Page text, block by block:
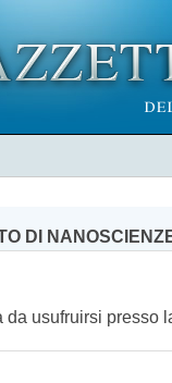
DI
usufruirsi presso